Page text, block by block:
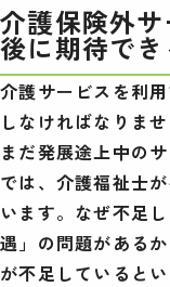
介護保険外
後に期待でき
介護サービスを利
しなければなりま
まだ発展途上中の
では、介護福祉士
います。なぜ不足
遇」の問題がある
が不足していると